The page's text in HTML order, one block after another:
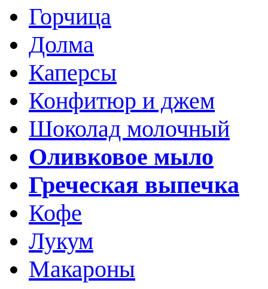
Горчица
Долма
Каперсы
Конфитюр и джем
Шоколад молочный
Оливковое мыло
Греческая выпечка
Кофе
Лукум
Макароны